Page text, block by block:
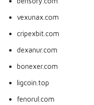
vexunax.com
cripexbit.com
dexanur.com
bonexer.com
ligcoin.top
fenorul.com